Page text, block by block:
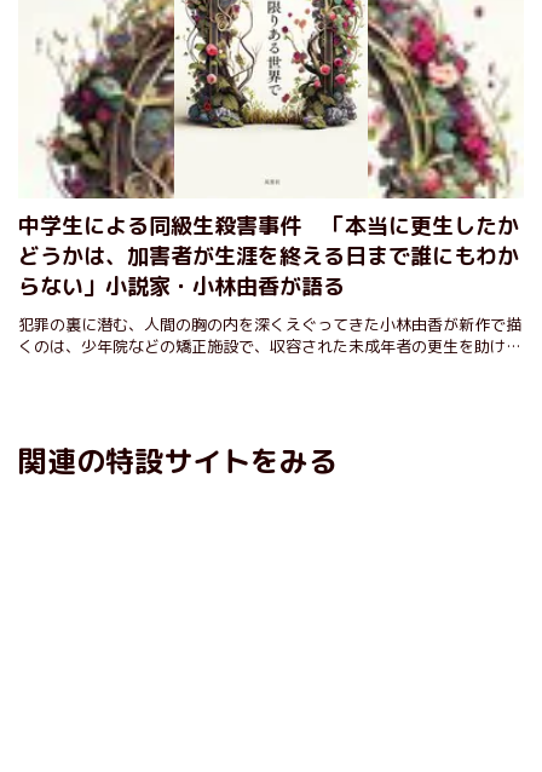
中学生による同級生殺害事件 「本当に更生したか
どうかは、加害者が生涯を終える日まで誰にもわか
らない」小説家・小林由香が語る
犯罪の裏に潜む、人間の胸の内を深くえぐってきた小林由香が新作で描
くのは、少年院などの矯正施設で、収容された未成年者の更生を助ける
関連の特設サイトをみる